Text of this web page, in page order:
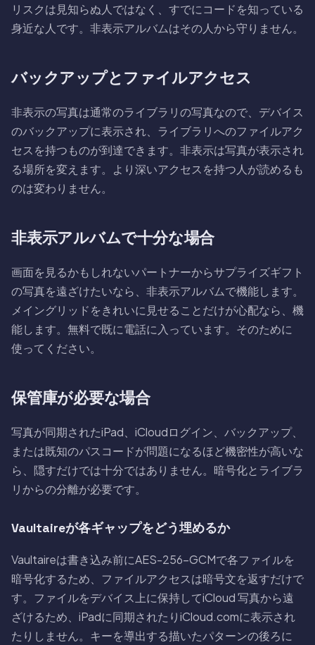
リスクは見知らぬ人ではなく、すでにコードを知っている
身近な人です。非表示アルバムはその人から守りません。
バックアップとファイルアクセス
非表示の写真は通常のライブラリの写真なので、デバイス
のバックアップに表示され、ライブラリへのファイルアク
セスを持つものが到達できます。非表示は写真が表示され
る場所を変えます。より深いアクセスを持つ人が読めるも
のは変わりません。
非表示アルバムで十分な場合
画面を見るかもしれないパートナーからサプライズギフト
の写真を遠ざけたいなら、非表示アルバムで機能します。
メイングリッドをきれいに見せることだけが心配なら、機
能します。無料で既に電話に入っています。そのために
使ってください。
保管庫が必要な場合
写真が同期されたiPad、iCloudログイン、バックアップ、
または既知のパスコードが問題になるほど機密性が高いな
ら、隠すだけでは十分ではありません。暗号化とライブラ
リからの分離が必要です。
Vaultaireが各ギャップをどう埋めるか
Vaultaireは書き込み前にAES-256-GCMで各ファイルを
暗号化するため、ファイルアクセスは暗号文を返すだけで
す。ファイルをデバイス上に保持してiCloud 写真から遠
ざけるため、iPadに同期されたりiCloud.comに表示され
たりしません。キーを導出する描いたパターンの後ろに